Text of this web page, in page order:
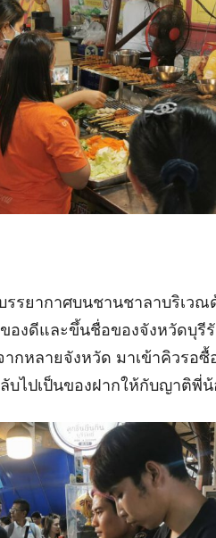
รยากาศบนชานชาลาบริเว
งดีและขึ้นชื่อของจังหวัดบุรี
กหลายจังหวัด มาเข้าคิวรอ
บไปเป็นของฝากให้กับญาติพี่